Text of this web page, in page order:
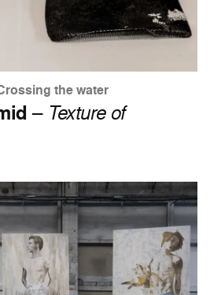
the water
– Texture of